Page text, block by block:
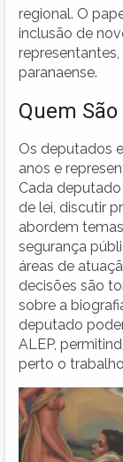
regional. O
inclusão de
paranaense.
Quem
Os deputados
anos e
Cada
de lei, discutir
abordem
segurança
áreas de
decisões são
sobre a
deputado
ALEP,
perto o